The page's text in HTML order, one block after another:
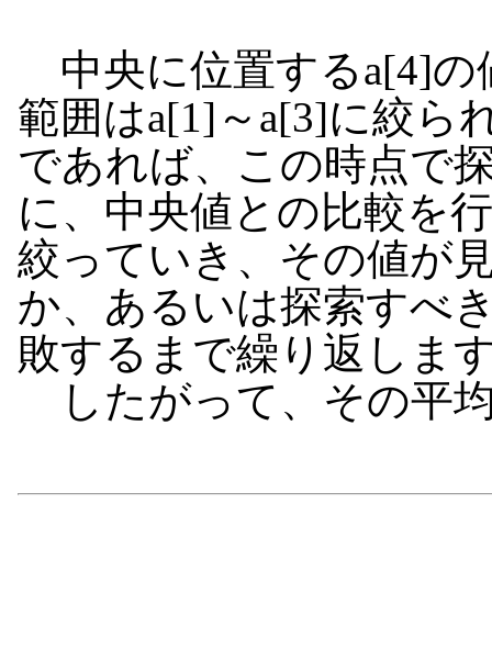
中央に位置するa[4]の
範囲はa[1]～a[3]に絞ら
であれば、この時点で
に、中央値との比較を
絞っていき、その値が
か、あるいは探索すべ
敗するまで繰り返しま
したがって、その平